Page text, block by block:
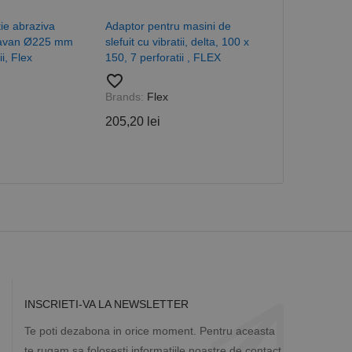
abraziva
Ø225 mm
Flex
Adaptor pentru masini de
slefuit cu vibratii, delta, 100 x
150, 7 perforatii , FLEX
favorite_border
Brands: Flex
205,20 lei
INSCRIETI-VA LA NEWSLETTER
Te poti dezabona in orice moment. Pentru aceasta
generat
ului, dar un bun
utilizator între